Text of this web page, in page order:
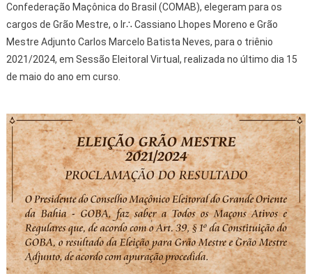
Confederação Maçônica do Brasil (COMAB), elegeram para os
cargos de Grão Mestre, o Ir∴ Cassiano Lhopes Moreno e Grão
Mestre Adjunto Carlos Marcelo Batista Neves, para o triênio
2021/2024, em Sessão Eleitoral Virtual, realizada no último dia 15
de maio do ano em curso.